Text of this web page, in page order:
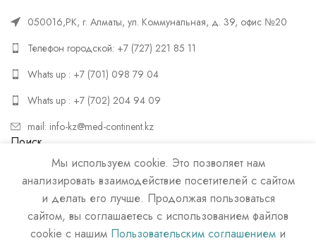
050016,РК, г. Алматы, ул. Коммунальная, д. 39, офис №20
Телефон городской: +7 (727) 221 85 11
Whats up : +7 (701) 098 79 04
Whats up : +7 (702) 204 94 09
mail: info-kz@med-continent.kz
Поиск
ПОИСК
Мы используем cookie. Это позволяет нам
анализировать взаимодействие посетителей с сайтом
и делать его лучше. Продолжая пользоваться
сайтом, вы соглашаетесь с использованием файлов
cookie с нашим Пользовательским соглашением и